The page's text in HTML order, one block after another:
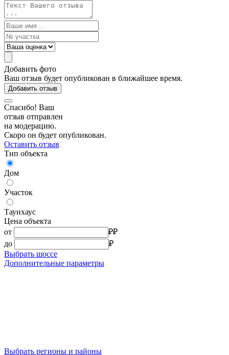
Добавить фото
Ваш отзыв будет опубликован в ближайшее время.
Добавить отзыв
Спасибо! Ваш
отзыв отправлен
на модерацию.
Скоро он будет опубликован.
Оставить отзыв
Тип объекта
Дом
Участок
Таунхаус
Цена объекта
от
₽₽
до
₽
Выбрать шоссе
Дополнительные параметры
Выбрать регионы и районы